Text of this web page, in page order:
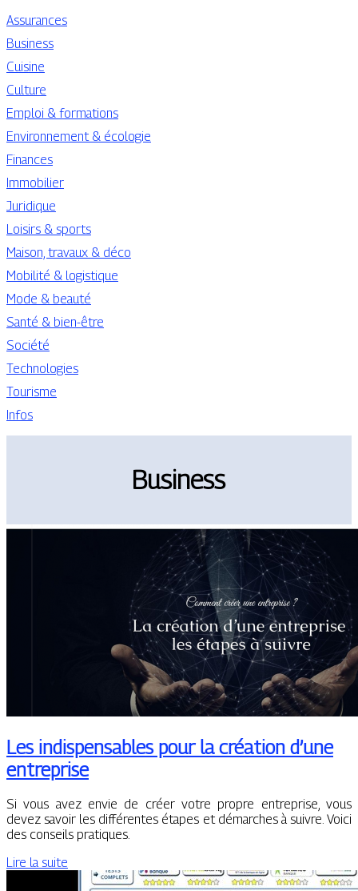
Assurances
Business
Cuisine
Culture
Emploi & formations
Environnement & écologie
Finances
Immobilier
Juridique
Loisirs & sports
Maison, travaux & déco
Mobilité & logistique
Mode & beauté
Santé & bien-être
Société
Technologies
Tourisme
Infos
Business
Les indispensables pour la création d’une
entreprise
Si vous avez envie de créer votre propre entreprise, vous
devez savoir les différentes étapes et démarches à suivre. Voici
des conseils pratiques.
Lire la suite